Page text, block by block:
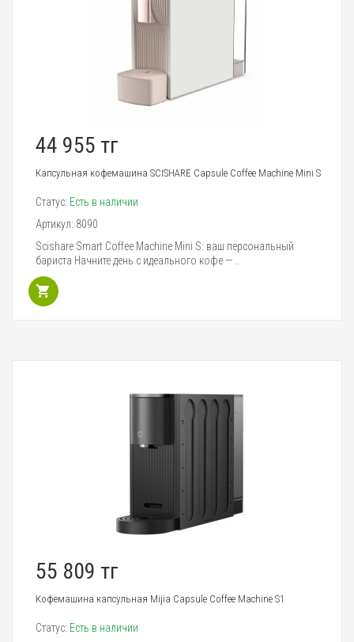
44 955 тг
Капсульная кофемашина SCISHARE Capsule Coffee Machine Mini S
Статус: Есть в наличии
Артикул: 8090
Scishare Smart Coffee Machine Mini S: ваш персональный
бариста Начните день с идеального кофе — ..
55 809 тг
Кофемашина капсульная Mijia Capsule Coffee Machine S1
Статус: Есть в наличии